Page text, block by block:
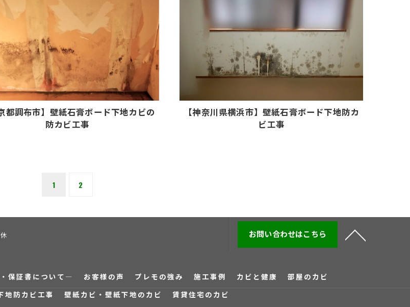
都調布市】壁紙石膏ボード下地カビの
防カビ工事
【神奈川県横浜市】壁紙石膏ボード下地防カ
ビ工事
1 2
お問い合わせはこちら
保証書について― お客様の声 プレモの強み 施工事例 カビと健康
部屋のカビ
地防カビ工事 壁紙カビ・壁紙下地のカビ 賃貸住宅のカビ